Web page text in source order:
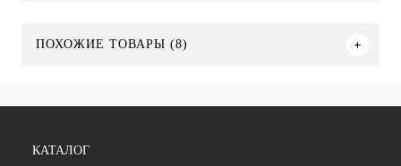
ПОХОЖИЕ ТОВАРЫ (8)
КАТАЛОГ